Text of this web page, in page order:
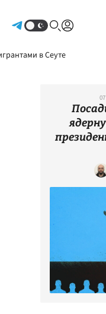
в Сеуте